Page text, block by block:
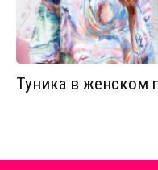
Туника в женском